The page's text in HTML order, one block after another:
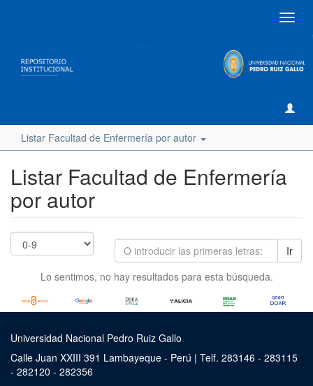
Listar Facultad de Enfermería por autor
Listar Facultad de Enfermería
por autor
Ir
Lo sentimos, no hay resultados para esta búsqueda.
Universidad Nacional Pedro Ruiz Gallo
Calle Juan XXIII 391 Lambayeque - Perú | Telf. 283146 - 283115
- 282120 - 282356